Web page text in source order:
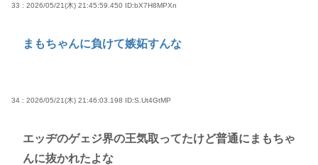
33 : 2026/05/21(木) 21:45:59.450 ID:bX7H8MPXn
まもちゃんに負けて嫉妬すんな
34 : 2026/05/21(木) 21:46:03.198 ID:S.Ut4GtMP
エッヂのゲェジ界の王気取ってたけど普通にまもちゃ
んに抜かれたよな